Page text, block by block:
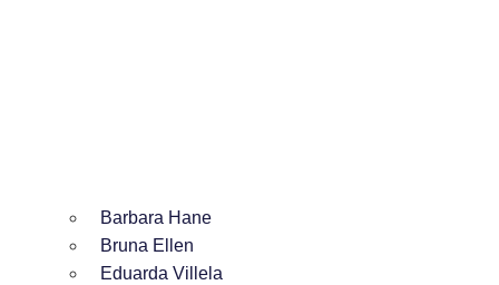
Barbara Hane
Bruna Ellen
Eduarda Villela